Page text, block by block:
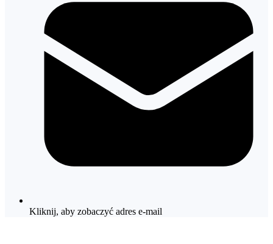
Kliknij, aby zobaczyć adres e-mail